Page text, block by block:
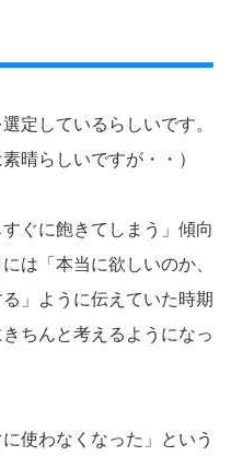
定しているらしいです。
晴らしいですが・・）
ぐに飽きてしまう」傾向
は「本当に欲しいのか、
」ように伝えていた時期
ちんと考えるようになっ
使わなくなった」という